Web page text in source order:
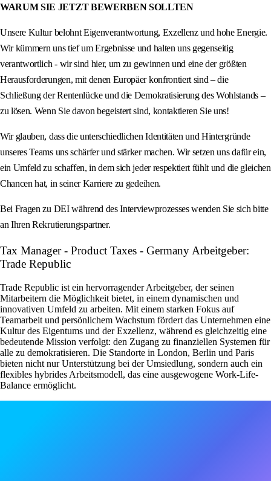
WARUM SIE JETZT BEWERBEN SOLLTEN
Unsere Kultur belohnt Eigenverantwortung, Exzellenz und hohe Energie.
Wir kümmern uns tief um Ergebnisse und halten uns gegenseitig
verantwortlich - wir sind hier, um zu gewinnen und eine der größten
Herausforderungen, mit denen Europäer konfrontiert sind – die
Schließung der Rentenlücke und die Demokratisierung des Wohlstands –
zu lösen. Wenn Sie davon begeistert sind, kontaktieren Sie uns!
Wir glauben, dass die unterschiedlichen Identitäten und Hintergründe
unseres Teams uns schärfer und stärker machen. Wir setzen uns dafür ein,
ein Umfeld zu schaffen, in dem sich jeder respektiert fühlt und die gleichen
Chancen hat, in seiner Karriere zu gedeihen.
Bei Fragen zu DEI während des Interviewprozesses wenden Sie sich bitte
an Ihren Rekrutierungspartner.
Tax Manager - Product Taxes - Germany Arbeitgeber:
Trade Republic
Trade Republic ist ein hervorragender Arbeitgeber, der seinen
Mitarbeitern die Möglichkeit bietet, in einem dynamischen und
innovativen Umfeld zu arbeiten. Mit einem starken Fokus auf
Teamarbeit und persönlichem Wachstum fördert das Unternehmen eine
Kultur des Eigentums und der Exzellenz, während es gleichzeitig eine
bedeutende Mission verfolgt: den Zugang zu finanziellen Systemen für
alle zu demokratisieren. Die Standorte in London, Berlin und Paris
bieten nicht nur Unterstützung bei der Umsiedlung, sondern auch ein
flexibles hybrides Arbeitsmodell, das eine ausgewogene Work-Life-
Balance ermöglicht.